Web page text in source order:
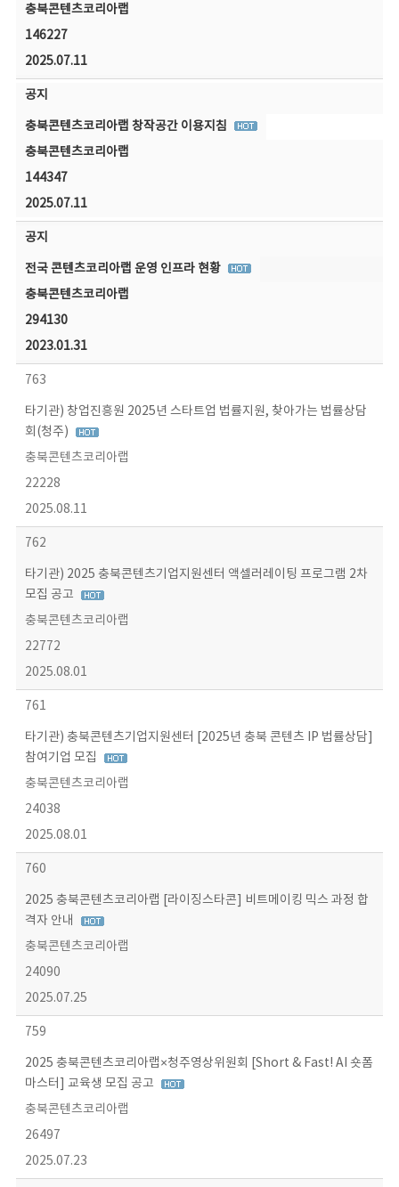
충북콘텐츠코리아랩
146227
2025.07.11
공지
충북콘텐츠코리아랩 창작공간 이용지침
충북콘텐츠코리아랩
144347
2025.07.11
공지
전국 콘텐츠코리아랩 운영 인프라 현황
충북콘텐츠코리아랩
294130
2023.01.31
763
타기관) 창업진흥원 2025년 스타트업 법률지원, 찾아가는 법률상담
회(청주)
충북콘텐츠코리아랩
22228
2025.08.11
762
타기관) 2025 충북콘텐츠기업지원센터 액셀러레이팅 프로그램 2차
모집 공고
충북콘텐츠코리아랩
22772
2025.08.01
761
타기관) 충북콘텐츠기업지원센터 [2025년 충북 콘텐츠 IP 법률상담]
참여기업 모집
충북콘텐츠코리아랩
24038
2025.08.01
760
2025 충북콘텐츠코리아랩 [라이징스타콘] 비트메이킹 믹스 과정 합
격자 안내
충북콘텐츠코리아랩
24090
2025.07.25
759
2025 충북콘텐츠코리아랩×청주영상위원회 [Short & Fast! AI 숏폼
마스터] 교육생 모집 공고
충북콘텐츠코리아랩
26497
2025.07.23